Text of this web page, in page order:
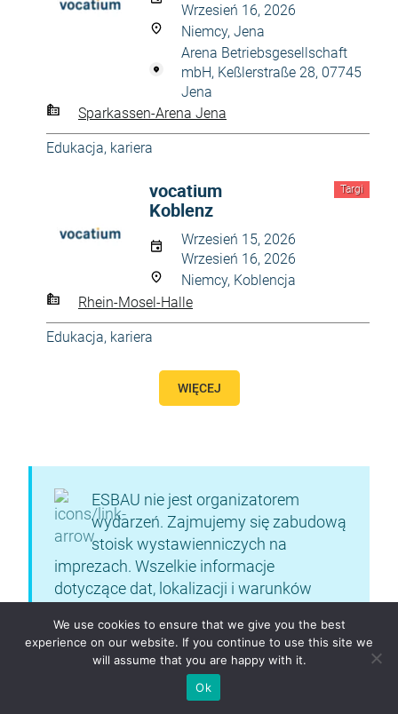
Wrzesień 16, 2026
Niemcy, Jena
Arena Betriebsgesellschaft
mbH, Keßlerstraße 28, 07745
Jena
Sparkassen-Arena Jena
Edukacja, kariera
Targi
vocatium
Koblenz
Wrzesień 15, 2026
Wrzesień 16, 2026
Niemcy, Koblencja
Rhein-Mosel-Halle
Edukacja, kariera
WIĘCEJ
ESBAU nie jest organizatorem
wydarzeń. Zajmujemy się zabudową
stoisk wystawienniczych na
imprezach. Wszelkie informacje
dotyczące dat, lokalizacji i warunków
znaleźć na oficjalnej stronie internetowej
wystawy.
We use cookies to ensure that we give you the best
experience on our website. If you continue to use this site we
will assume that you are happy with it.
Ok